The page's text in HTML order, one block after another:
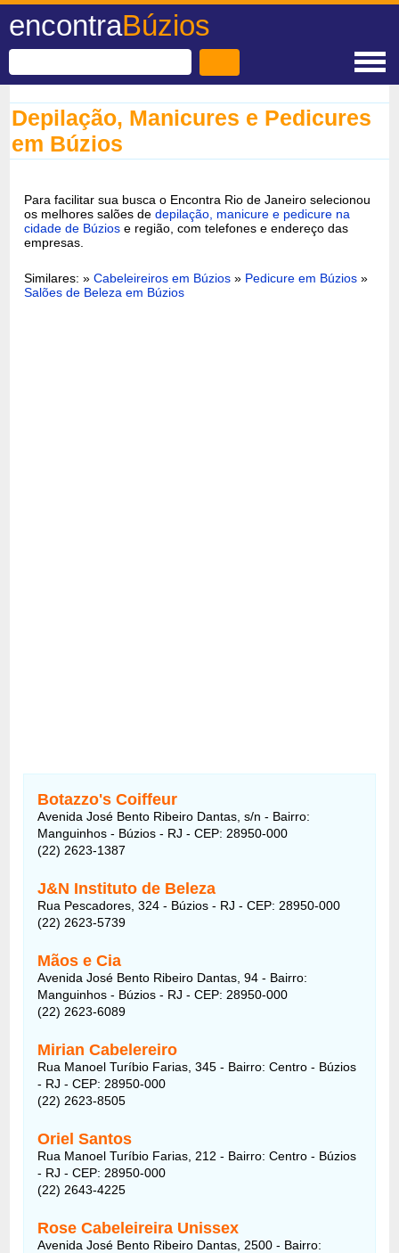
encontraBúzios
Depilação, Manicures e Pedicures
em Búzios
Para facilitar sua busca o Encontra Rio de Janeiro selecionou
os melhores salões dedepilação, manicure e pedicure na
cidade de Búzios e região, com telefones e endereço das
empresas.
Similares: »Cabeleireiros em Búzios » Pedicure em Búzios »
Salões de Beleza em Búzios
Botazzo's Coiffeur
Avenida José Bento Ribeiro Dantas, s/n - Bairro:
Manguinhos - Búzios - RJ - CEP: 28950-000
(22) 2623-1387
J&N Instituto de Beleza
Rua Pescadores, 324 - Búzios - RJ - CEP: 28950-000
(22) 2623-5739
Mãos e Cia
Avenida José Bento Ribeiro Dantas, 94 - Bairro:
Manguinhos - Búzios - RJ - CEP: 28950-000
(22) 2623-6089
Mirian Cabelereiro
Rua Manoel Turíbio Farias, 345 - Bairro: Centro - Búzios
- RJ - CEP: 28950-000
(22) 2623-8505
Oriel Santos
Rua Manoel Turíbio Farias, 212 - Bairro: Centro - Búzios
- RJ - CEP: 28950-000
(22) 2643-4225
Rose Cabeleireira Unissex
Avenida José Bento Ribeiro Dantas, 2500 - Bairro: